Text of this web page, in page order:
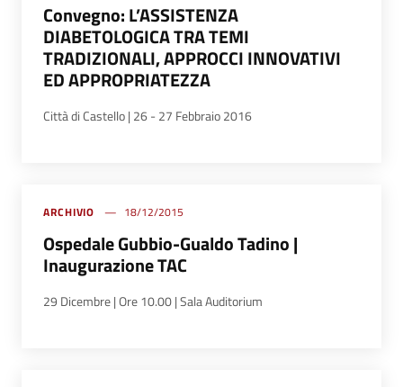
Convegno: L’ASSISTENZA
DIABETOLOGICA TRA TEMI
TRADIZIONALI, APPROCCI INNOVATIVI
ED APPROPRIATEZZA
Città di Castello | 26 - 27 Febbraio 2016
ARCHIVIO 18/12/2015
Ospedale Gubbio-Gualdo Tadino |
Inaugurazione TAC
29 Dicembre | Ore 10.00 | Sala Auditorium